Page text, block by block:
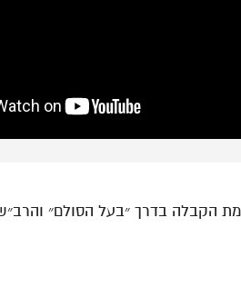
הקבלה בדרך ״בעל הסולם״